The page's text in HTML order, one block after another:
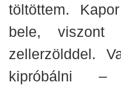
töltöttem.
bele, viszont
zellerzölddel.
kipróbálni